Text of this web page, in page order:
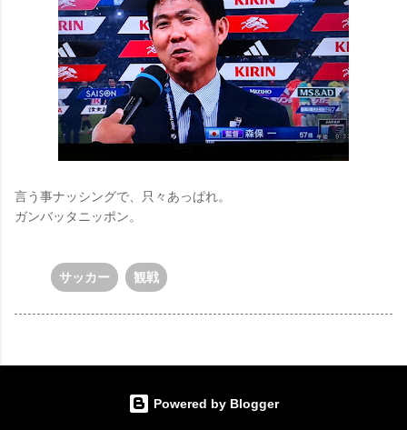
言う事ナッシングで、只々あっぱれ。
ガンバッタニッポン。
サッカー 観戦
Powered by Blogger